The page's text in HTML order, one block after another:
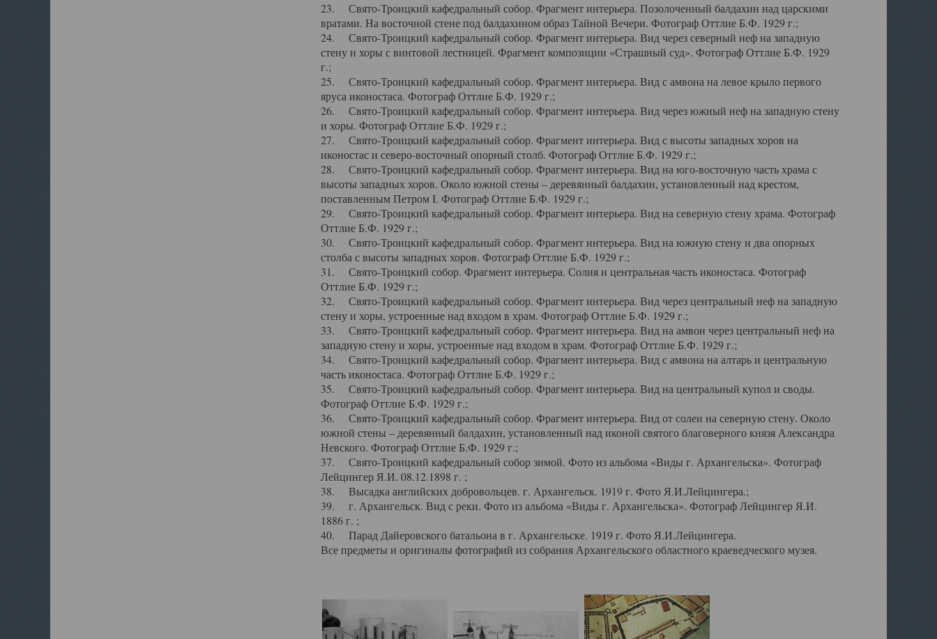
23. Свято-Троицкий кафедральный собор. Фрагмент интерьера. Позолоченный балдахин над царскими
вратами. На восточной стене под балдахином образ Тайной Вечери. Фотограф Оттлие Б.Ф. 1929 г.;
24. Свято-Троицкий кафедральный собор. Фрагмент интерьера. Вид через северный неф на западную
стену и хоры с винтовой лестницей. Фрагмент композиции «Страшный суд». Фотограф Оттлие Б.Ф. 1929
г.;
25. Свято-Троицкий кафедральный собор. Фрагмент интерьера. Вид с амвона на левое крыло первого
яруса иконостаса. Фотограф Оттлие Б.Ф. 1929 г.;
26. Свято-Троицкий кафедральный собор. Фрагмент интерьера. Вид через южный неф на западную стену
и хоры. Фотограф Оттлие Б.Ф. 1929 г.;
27. Свято-Троицкий кафедральный собор. Фрагмент интерьера. Вид с высоты западных хоров на
иконостас и северо-восточный опорный столб. Фотограф Оттлие Б.Ф. 1929 г.;
28. Свято-Троицкий кафедральный собор. Фрагмент интерьера. Вид на юго-восточную часть храма с
высоты западных хоров. Около южной стены – деревянный балдахин, установленный над крестом,
поставленным Петром I. Фотограф Оттлие Б.Ф. 1929 г.;
29. Свято-Троицкий кафедральный собор. Фрагмент интерьера. Вид на северную стену храма. Фотограф
Оттлие Б.Ф. 1929 г.;
30. Свято-Троицкий кафедральный собор. Фрагмент интерьера. Вид на южную стену и два опорных
столба с высоты западных хоров. Фотограф Оттлие Б.Ф. 1929 г.;
31. Свято-Троицкий собор. Фрагмент интерьера. Солия и центральная часть иконостаса. Фотограф
Оттлие Б.Ф. 1929 г.;
32. Свято-Троицкий кафедральный собор. Фрагмент интерьера. Вид через центральный неф на западную
стену и хоры, устроенные над входом в храм. Фотограф Оттлие Б.Ф. 1929 г.;
33. Свято-Троицкий кафедральный собор. Фрагмент интерьера. Вид на амвон через центральный неф на
западную стену и хоры, устроенные над входом в храм. Фотограф Оттлие Б.Ф. 1929 г.;
34. Свято-Троицкий кафедральный собор. Фрагмент интерьера. Вид с амвона на алтарь и центральную
часть иконостаса. Фотограф Оттлие Б.Ф. 1929 г.;
35. Свято-Троицкий кафедральный собор. Фрагмент интерьера. Вид на центральный купол и своды.
Фотограф Оттлие Б.Ф. 1929 г.;
36. Свято-Троицкий кафедральный собор. Фрагмент интерьера. Вид от солеи на северную стену. Около
южной стены – деревянный балдахин, установленный над иконой святого благоверного князя Александра
Невского. Фотограф Оттлие Б.Ф. 1929 г.;
37. Свято-Троицкий кафедральный собор зимой. Фото из альбома «Виды г. Архангельска». Фотограф
Лейцингер Я.И. 08.12.1898 г. ;
38. Высадка английских добровольцев. г. Архангельск. 1919 г. Фото Я.И.Лейцингера.;
39. г. Архангельск. Вид с реки. Фото из альбома «Виды г. Архангельска». Фотограф Лейцингер Я.И.
1886 г. ;
40. Парад Дайеровского батальона в г. Архангельске. 1919 г. Фото Я.И.Лейцингера.
Все предметы и оригиналы фотографий из собрания Архангельского областного краеведческого музея.